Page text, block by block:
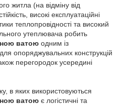
житла (на відміну від
високі експлуатаційні
теплопровідності та високий
утеплювача робить
ватою одним із
опоряджувальних конструкцій
перегородок усередині
в яких використовуються
ватою є логістичні та